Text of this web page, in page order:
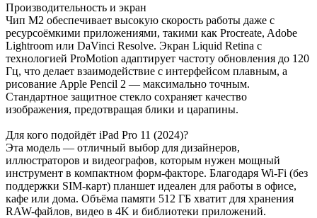
Производительность и экран
Чип M2 обеспечивает высокую скорость работы даже с
ресурсоёмкими приложениями, такими как Procreate, Adobe
Lightroom или DaVinci Resolve. Экран Liquid Retina с
технологией ProMotion адаптирует частоту обновления до 120
Гц, что делает взаимодействие с интерфейсом плавным, а
рисование Apple Pencil 2 — максимально точным.
Стандартное защитное стекло сохраняет качество
изображения, предотвращая блики и царапины.
Для кого подойдёт iPad Pro 11 (2024)?
Эта модель — отличный выбор для дизайнеров,
иллюстраторов и видеографов, которым нужен мощный
инструмент в компактном форм-факторе. Благодаря Wi-Fi (без
поддержки SIM-карт) планшет идеален для работы в офисе,
кафе или дома. Объёма памяти 512 ГБ хватит для хранения
RAW-файлов, видео в 4K и библиотеки приложений.